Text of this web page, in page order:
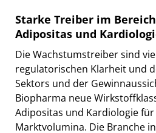
Starke Treiber im
Adipositas und
Die Wachstumstreiber sind
regulatorischen Klarheit und
Sektors und der
Biopharma neue
Adipositas und Kardiologie
Marktvolumina. Die Branche